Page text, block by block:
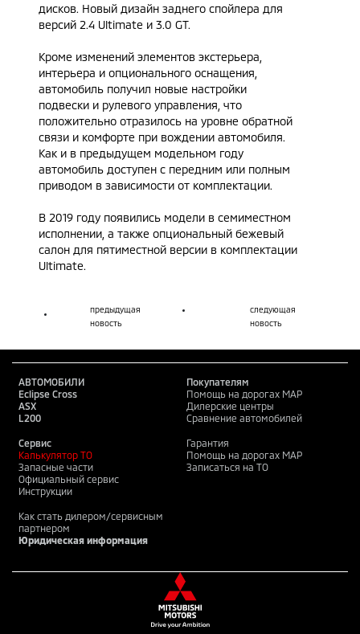
дисков. Новый дизайн заднего спойлера для
версий 2.4 Ultimate и 3.0 GT.
Кроме изменений элементов экстерьера,
интерьера и опционального оснащения,
автомобиль получил новые настройки
подвески и рулевого управления, что
положительно отразилось на уровне обратной
связи и комфорте при вождении автомобиля.
Как и в предыдущем модельном году
автомобиль доступен с передним или полным
приводом в зависимости от комплектации.
В 2019 году появились модели в семиместном
исполнении, а также опциональный бежевый
салон для пятиместной версии в комплектации
Ultimate.
предыдущая
новость
следующая
новость
АВТОМОБИЛИ
Eclipse Cross
ASX
L200
Покупателям
Помощь на дорогах MAP
Дилерские центры
Сравнение автомобилей
Сервис
Калькулятор ТО
Запасные части
Официальный сервис
Инструкции
Гарантия
Помощь на дорогах MAP
Записаться на ТО
Как стать дилером/сервисным
партнером
Юридическая информация